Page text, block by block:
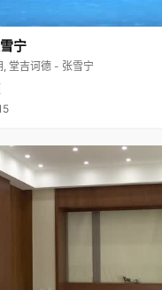
宁
, 堂吉诃德 - 张雪宁